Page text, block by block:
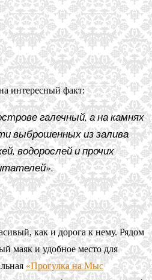
интересный факт:
галечный, а на камнях
выброшенных из залива
водорослей и прочих
как и дорога к нему. Рядом
маяк и удобное место для
«Прогулка на Мыс